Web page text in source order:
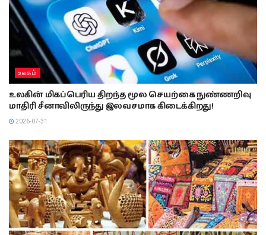
உலகம்
உலகின் மிகப்பெரிய திறந்த மூல செயற்கை நுண்ணறிவு
மாதிரி சீனாவிலிருந்து இலவசமாக கிடைக்கிறது!
2026-07-31